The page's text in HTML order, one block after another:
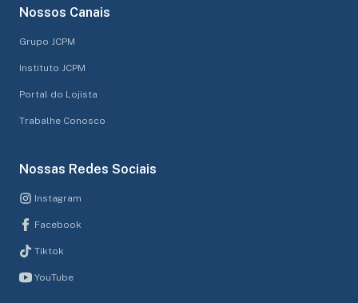
Nossos Canais
Grupo JCPM
Instituto JCPM
Portal do Lojista
Trabalhe Conosco
Nossas Redes Sociais
Instagram
Facebook
Tiktok
YouTube